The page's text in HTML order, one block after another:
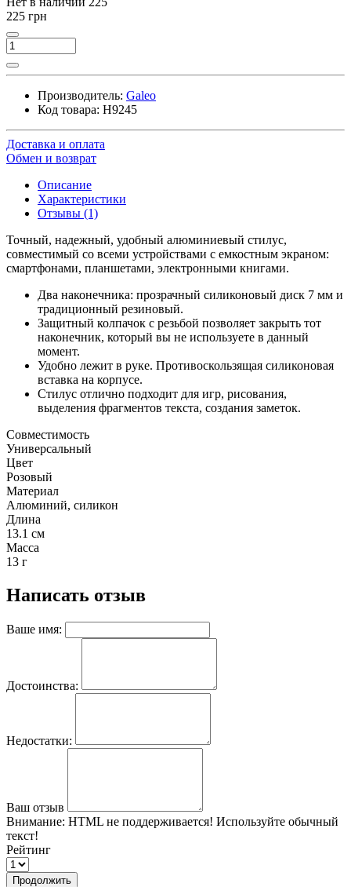
225 грн
Производитель: Galeo
Код товара: H9245
Доставка и оплата
Обмен и возврат
Описание
Характеристики
Отзывы (1)
Точный, надежный, удобный алюминиевый стилус,
совместимый со всеми устройствами с емкостным экраном:
смартфонами, планшетами, электронными книгами.
Два наконечника: прозрачный силиконовый диск 7 мм и
традиционный резиновый.
Защитный колпачок с резьбой позволяет закрыть тот
наконечник, который вы не используете в данный
момент.
Удобно лежит в руке. Противоскользящая силиконовая
вставка на корпусе.
Стилус отлично подходит для игр, рисования,
выделения фрагментов текста, создания заметок.
Совместимость
Универсальный
Цвет
Розовый
Материал
Алюминий, силикон
Длина
13.1 см
Масса
13 г
Написать отзыв
Ваше имя:
Достоинства:
Недостатки:
Ваш отзыв
Внимание: HTML не поддерживается! Используйте обычный
текст!
Рейтинг
Продолжить